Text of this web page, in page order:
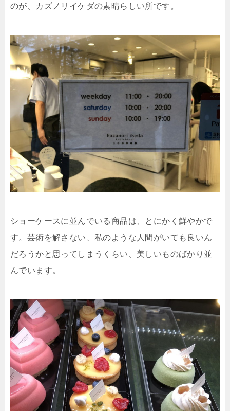
のが、カズノリイケダの素晴らしい所です。
ショーケースに並んでいる商品は、とにかく鮮やかで
す。芸術を解さない、私のような人間がいても良いん
だろうかと思ってしまうくらい、美しいものばかり並
んでいます。